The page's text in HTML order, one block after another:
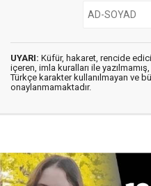
UYARI: Küfür, hakaret, rencide
içeren, imla kuralları ile yazılmamış,
Türkçe karakter kullanılmayan ve
onaylanmamaktadır.